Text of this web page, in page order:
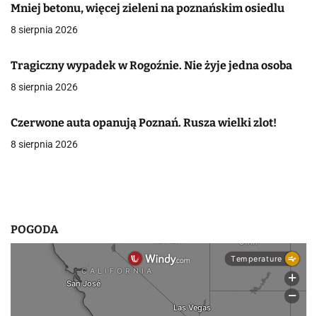
c
j
a
w
p
i
Mniej betonu, więcej zieleni na poznańskim osiedlu
8 sierpnia 2026
Tragiczny wypadek w Rogoźnie. Nie żyje jedna osoba
8 sierpnia 2026
Czerwone auta opanują Poznań. Rusza wielki zlot!
8 sierpnia 2026
POGODA